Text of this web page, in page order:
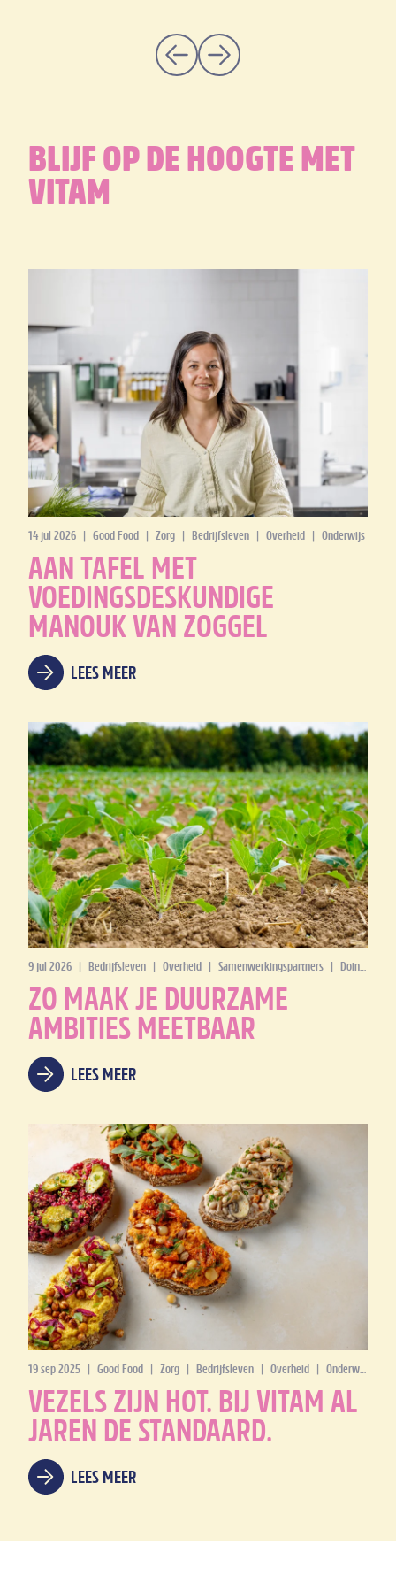
BLIJF OP DE HOOGTE MET
VITAM
14 jul 2026 | Good Food | Zorg | Bedrijfsleven | Overheid | Onderwijs
AAN TAFEL MET
VOEDINGSDESKUNDIGE
MANOUK VAN ZOGGEL
LEES MEER
9 jul 2026 | Bedrijfsleven | Overheid | Samenwerkingspartners | Doing Good
ZO MAAK JE DUURZAME
AMBITIES MEETBAAR
LEES MEER
19 sep 2025 | Good Food | Zorg | Bedrijfsleven | Overheid | Onderwijs
VEZELS ZIJN HOT. BIJ VITAM AL
JAREN DE STANDAARD.
LEES MEER